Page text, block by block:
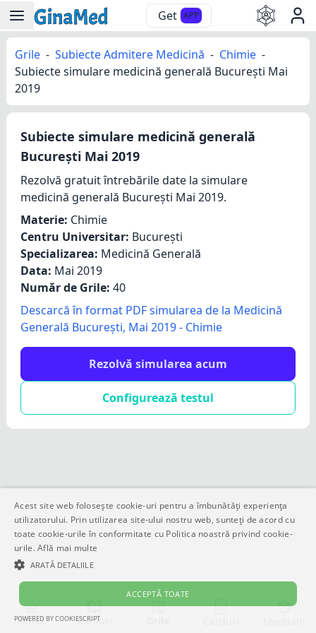
Get APP
Grile - Subiecte Admitere Medicină - Chimie -
Subiecte simulare medicină generală București Mai
2019
Subiecte simulare medicină generală
București Mai 2019
Rezolvă gratuit întrebările date la simulare
medicină generală București Mai 2019.
Materie: Chimie
Centru Universitar: București
Specializarea: Medicină Generală
Data: Mai 2019
Număr de Grile: 40
Descarcă în format PDF simularea de la Medicină
Generală București, Mai 2019 - Chimie
Rezolvă simularea acum
Configurează testul
Acasă Cursuri
Acest site web folosește cookie-uri pentru a îmbunătăți experiența
utilizatorului. Prin utilizarea site-ului nostru web, sunteți de acord cu
toate cookie-urile în conformitate cu Politica noastră privind cookie-
urile.Află mai multe
ARATĂ DETALIILE
ACCEPTĂ TOATE
STRICT NECESARE
POWERED BY COOKIESCRIPT